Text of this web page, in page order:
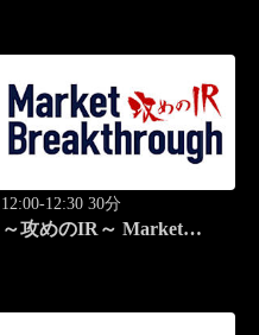
12:00-12:30 30分
～攻めのIR～ Market